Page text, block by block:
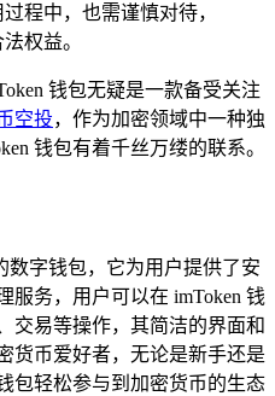
程中，也需谨慎对待，
权益。
钱包无疑是一款备受关注
空投，作为加密领域中一种独
钱包有着千丝万缕的联系。
数字钱包，它为用户提供了安
服务，用户可以在 imToken 钱
交易等操作，其简洁的界面和
货币爱好者，无论是新手还是
包轻松参与到加密货币的生态